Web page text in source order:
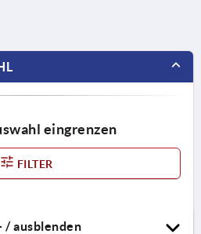
eingrenzen
FILTER
/ ausblenden